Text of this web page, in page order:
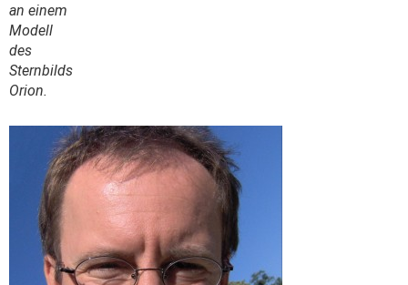
an einem
Modell
des
Sternbilds
Orion.